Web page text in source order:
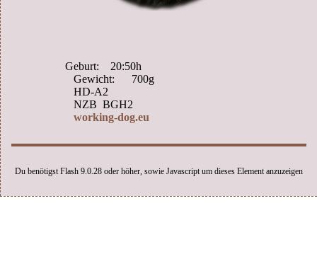
Geburt: 20:50h
Gewicht: 700g
HD-A2
NZB BGH2
working-dog.eu
Du benötigst Flash 9.0.28 oder höher, sowie Javascript um dieses Element anzuzeigen